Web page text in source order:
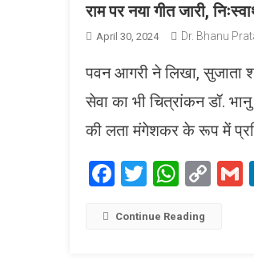
राम पर नया गीत जारी,
April 30, 2024 Dr. Bhanu
पवन आगरी ने लिखा, सुजाता
सेवा का भी चित्रांकन डॉ.
की लता मंगेशकर के रूप में
Facebook
Twitter
Continue Reading